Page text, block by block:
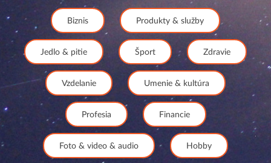
Biznis Produkty & služby
Jedlo & pitie Šport Zdravie
Vzdelanie Umenie & kultúra
Profesia Financie
Foto & video & audio Hobby